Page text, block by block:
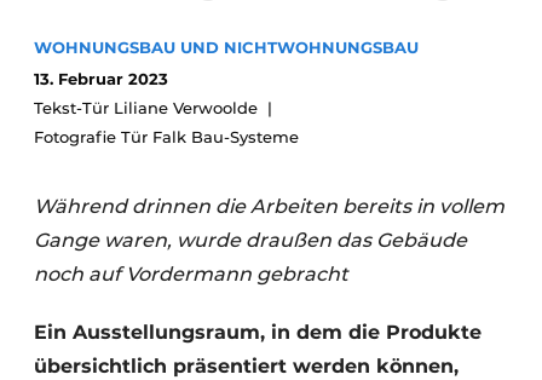
Datenschutz / Cookie-Erklärung
GeschichteMetadaten
Ein Stellenangebot registrieren
Videos
Modularer Aufbau
WOHNUNGSBAU UND NICHTWOHNUNGSBAU
13. Februar 2023
Tekst-Tür Liliane Verwoolde
Fotografie Tür Falk Bau-Systeme
Während drinnen die Arbeiten bereits in vollem
Gange waren, wurde draußen das Gebäude
noch auf Vordermann gebracht
Ein Ausstellungsraum, in dem die Produkte
übersichtlich präsentiert werden können,